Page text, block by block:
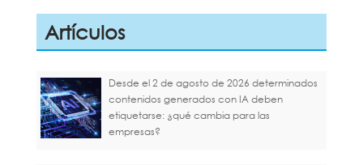
Artículos
Desde el 2 de agosto de 2026 determinados
contenidos generados con IA deben
etiquetarse: ¿qué cambia para las
empresas?